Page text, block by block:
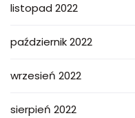
listopad 2022
październik 2022
wrzesień 2022
sierpień 2022